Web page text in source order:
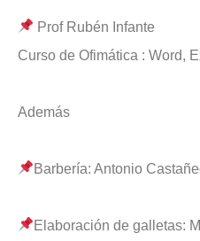
Prof Rubén Infante
Curso de Ofimática : Word,
Además
Barbería: Antonio
Elaboración de galletas: